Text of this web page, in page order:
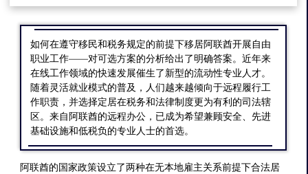
如何在遵守移民和税务规定的前提下移居阿联酋开展自由
职业工作——对可选方案的分析给出了明确答案。近年来
在线工作领域的快速发展催生了新型的流动性专业人才。
随着灵活就业模式的普及，人们越来越倾向于远程履行工
作职责，并选择定居在税务和法律制度更为有利的司法辖
区。来自阿联酋的远程办公，已成为希望兼顾安全、先进
基础设施和低税负的专业人士的首选。
阿联酋的国家政策设立了两种在无本地雇主关系前提下合法居